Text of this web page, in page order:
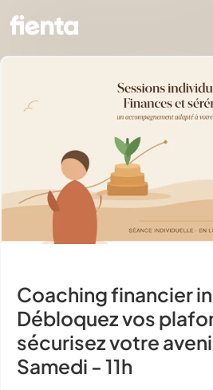
Coaching financier
Débloquez vos
sécurisez votre
Samedi - 11h